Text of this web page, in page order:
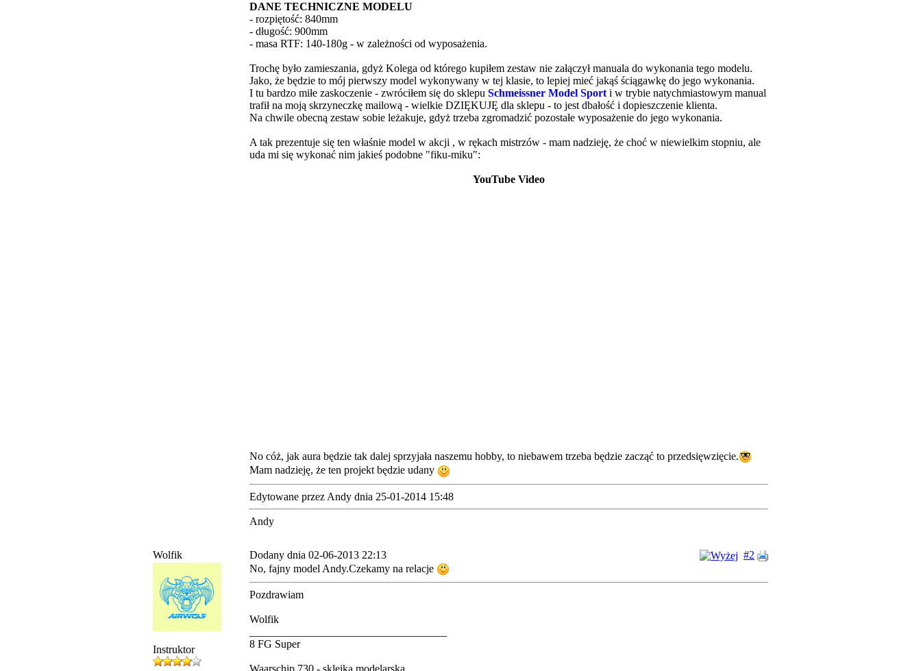
DANE TECHNICZNE MODELU
- rozpiętość: 840mm
- długość: 900mm
- masa RTF: 140-180g - w zależności od wyposażenia.
Trochę było zamieszania, gdyż Kolega od którego kupiłem zestaw nie załączył manuala do wykonania tego modelu.
Jako, że będzie to mój pierwszy model wykonywany w tej klasie, to lepiej mieć jakąś ściągawkę do jego wykonania.
I tu bardzo miłe zaskoczenie - zwróciłem się do sklepu Schmeissner Model Sport i w trybie natychmiastowym manual
trafił na moją skrzyneczkę mailową - wielkie DZIĘKUJĘ dla sklepu - to jest dbałość i dopieszczenie klienta.
Na chwile obecną zestaw sobie leżakuje, gdyż trzeba zgromadzić pozostałe wyposażenie do jego wykonania.
A tak prezentuje się ten właśnie model w akcji , w rękach mistrzów - mam nadzieję, że choć w niewielkim stopniu, ale
uda mi się wykonać nim jakieś podobne "fiku-miku":
YouTube Video
No cóż, jak aura będzie tak dalej sprzyjała naszemu hobby, to niebawem trzeba będzie zacząć to przedsięwzięcie.
Mam nadzieję, że ten projekt będzie udany
Edytowane przez Andy dnia 25-01-2014 15:48
Andy
Wolfik #2
Dodany dnia 02-06-2013 22:13
Instruktor
No, fajny model Andy.Czekamy na relacje
Pozdrawiam
Wolfik
8 FG Super